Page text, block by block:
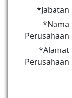
*Jabatan
*Nama
Perusahaan
*Alamat
Perusahaan